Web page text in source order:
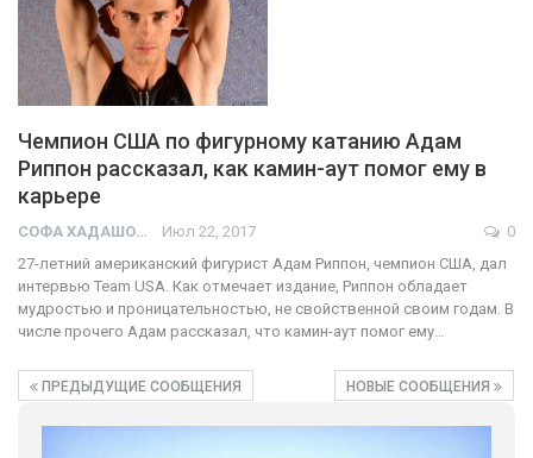
Чемпион США по фигурному катанию Адам
Риппон рассказал, как камин-аут помог ему в
карьере
СОФА ХАДАШОТ Июл 22, 2017
0
27-летний американский фигурист Адам Риппон, чемпион США, дал
интервью Team USA. Как отмечает издание, Риппон обладает
мудростью и проницательностью, не свойственной своим годам. В
числе прочего Адам рассказал, что камин-аут помог ему…
ПРЕДЫДУЩИЕ СООБЩЕНИЯ НОВЫЕ СООБЩЕНИЯ